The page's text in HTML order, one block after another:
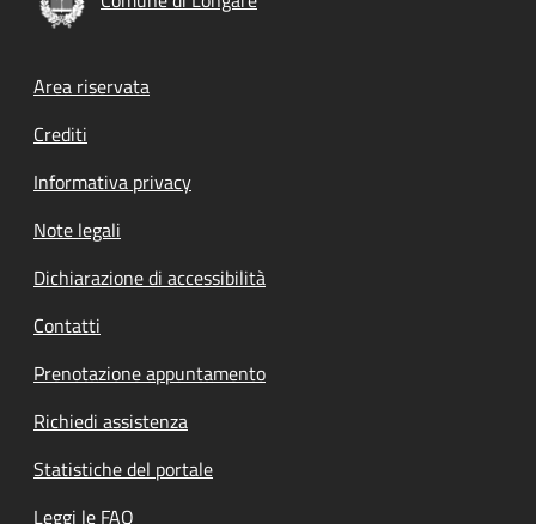
Footer menu
Area riservata
Crediti
Informativa privacy
Note legali
Dichiarazione di accessibilità
Contatti
Prenotazione appuntamento
Richiedi assistenza
Statistiche del portale
Leggi le FAQ